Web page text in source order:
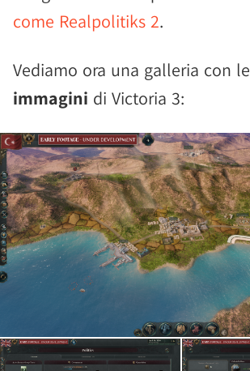
come Realpolitiks 2.
Vediamo ora una galleria con le
immagini di Victoria 3: